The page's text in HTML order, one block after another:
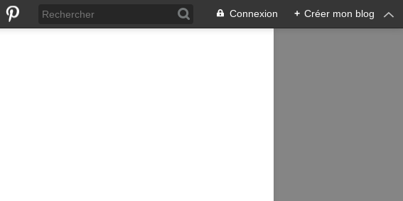
Connexion + Créer mon blog